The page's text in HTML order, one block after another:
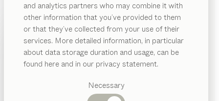
and analytics partners who may combine it with
other information that you’ve provided to them
or that they’ve collected from your use of their
services. More detailed information, in particular
about data storage duration and usage, can be
found here and in our privacy statement.
Necessary
Vorgeschlagene
Kategorien
PRODUKTE
INSPIRATION
ÜBER UNS
Unsere k7 Kochinsel hebt die Kochkunst auf ein neues
Level - im wahrsten Sinne des Wortes. Stufenlos
höhenverstellbar passt sie sich ergonomischen
Bedürfnissen und individuellen Anforderungen an. So
schafft sie auf Knopfdruck überragenden Komfort und
fließende Übergänge zum Ess- und Wohnbereich.